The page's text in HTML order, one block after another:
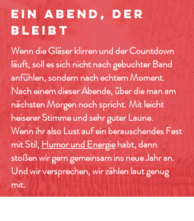
Ein Abend, der
bleibt
Wenn die Gläser klirren und der Countdown
läuft, soll es sich nicht nach gebuchter Band
anfühlen, sondern nach echtem Moment.
Nach einem dieser Abende, über die man am
nächsten Morgen noch spricht. Mit leicht
heiserer Stimme und sehr guter Laune.
Wenn ihr also Lust auf ein berauschendes Fest
mit Stil,Humor und Energiehabt, dann
stoßen wir gern gemeinsam ins neue Jahr an.
Und wir versprechen, wir zählen laut genug
mit.